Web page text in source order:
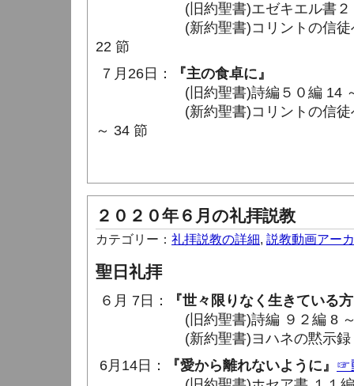
(旧約聖書)エゼキエル書２２
(新約聖書)コリントの信徒への
22 節
７月26日：
『主の食卓に』
(旧約聖書)詩編５０編 14
(新約聖書)コリントの信徒への
～ 34 節
２０２０年６月の礼拝説教
カテゴリー： 礼拝説教の詳細, 説教動画アー
聖日礼拝
６月 7日：
『世々限りなく生きている
(旧約聖書)詩編 ９２編 8 ～
(新約聖書)ヨハネの黙示録 １
6月14日：
『愛から離れないように』 ☞